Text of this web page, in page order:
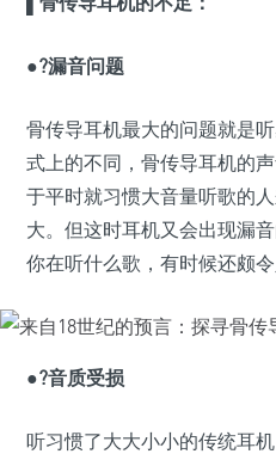
●?漏音问题
骨传导耳机最大的问题就是
式上的不同，骨传导耳机的
于平时就习惯大音量听歌的
大。但这时耳机又会出现漏
你在听什么歌，有时候还颇令
●?音质受损
听习惯了大大小小的传统耳